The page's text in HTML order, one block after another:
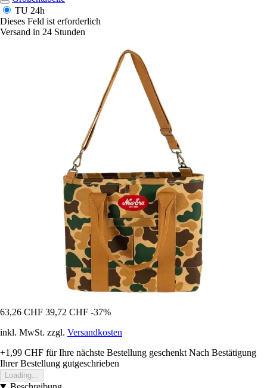
TU 24h
Dieses Feld ist erforderlich
Versand in 24 Stunden
63,26 CHF 39,72 CHF -37%
inkl. MwSt. zzgl. Versandkosten
+1,99 CHF für Ihre nächste Bestellung geschenkt Nach Bestätigung
Ihrer Bestellung gutgeschrieben
Loading...